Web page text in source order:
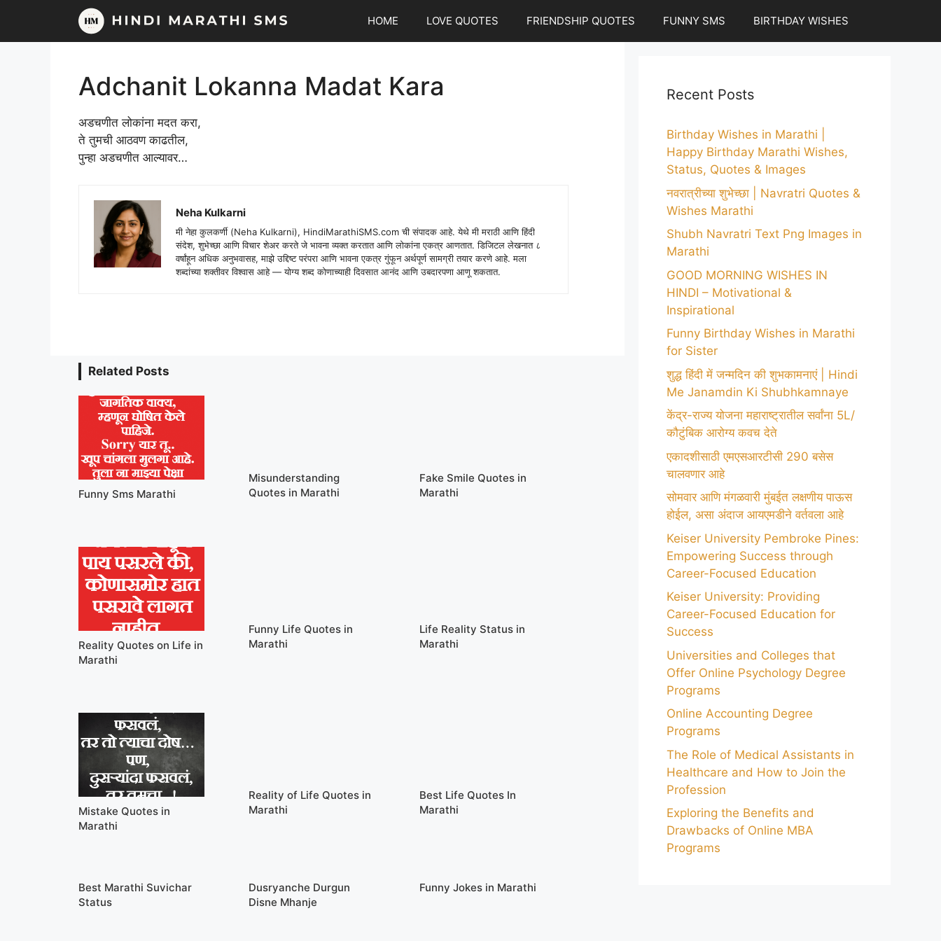
content
HOME LOVE QUOTES FRIENDSHIP QUOTES FUNNY SMS BIRTHDAY WISHES
Adchanit Lokanna Madat Kara
अडचणीत लोकांना मदत करा,
ते तुमची आठवण काढतील,
पुन्हा अडचणीत आल्यावर…
Neha Kulkarni
मी नेहा कुलकर्णी (Neha Kulkarni), HindiMarathiSMS.com ची संपादक आहे. येथे मी मराठी आणि हिंदी
संदेश, शुभेच्छा आणि विचार शेअर करते जे भावना व्यक्त करतात आणि लोकांना एकत्र आणतात. डिजिटल लेखनात ८
वर्षांहून अधिक अनुभवासह, माझे उद्दिष्ट परंपरा आणि भावना एकत्र गुंफून अर्थपूर्ण सामग्री तयार करणे आहे. मला
शब्दांच्या शक्तीवर विश्वास आहे — योग्य शब्द कोणाच्याही दिवसात आनंद आणि उबदारपणा आणू शकतात.
Related Posts
Funny Sms Marathi
Misunderstanding
Quotes in Marathi
Fake Smile Quotes in
Marathi
Reality Quotes on Life in
Marathi
Funny Life Quotes in
Marathi
Life Reality Status in
Marathi
Mistake Quotes in
Marathi
Reality of Life Quotes in
Marathi
Best Life Quotes In
Marathi
Best Marathi Suvichar
Status
Dusryanche Durgun
Disne Mhanje
Funny Jokes in Marathi
Recent Posts
Birthday Wishes in Marathi |
Happy Birthday Marathi Wishes,
Status, Quotes & Images
नवरात्रीच्या शुभेच्छा | Navratri Quotes &
Wishes Marathi
Shubh Navratri Text Png Images in
Marathi
GOOD MORNING WISHES IN
HINDI – Motivational &
Inspirational
Funny Birthday Wishes in Marathi
for Sister
शुद्ध हिंदी में जन्मदिन की शुभकामनाएं | Hindi
Me Janamdin Ki Shubhkamnaye
केंद्र-राज्य योजना महाराष्ट्रातील सर्वांना 5L/
कौटुंबिक आरोग्य कवच देते
एकादशीसाठी एमएसआरटीसी 290 बसेस
चालवणार आहे
सोमवार आणि मंगळवारी मुंबईत लक्षणीय पाऊस
होईल, असा अंदाज आयएमडीने वर्तवला आहे
Keiser University Pembroke Pines:
Empowering Success through
Career-Focused Education
Keiser University: Providing
Career-Focused Education for
Success
Universities and Colleges that
Offer Online Psychology Degree
Programs
Online Accounting Degree
Programs
The Role of Medical Assistants in
Healthcare and How to Join the
Profession
Exploring the Benefits and
Drawbacks of Online MBA
Programs